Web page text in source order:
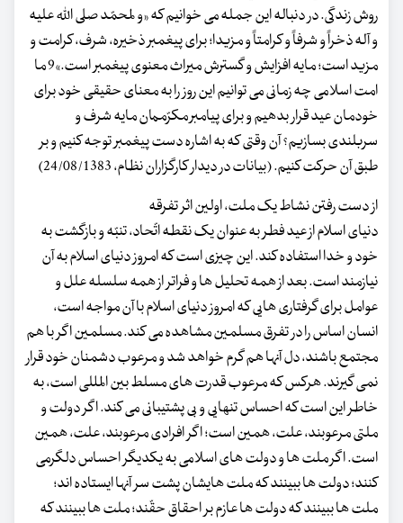
روش زندگی. در دنباله این جمله می خوانیم که «و لمحمّد صلی الله علیه
و آله ذخراً و شرفاً و کرامتاً و مزیدا؛ برای پیغمبر ذخیره، شرف، کرامت و
مزید است؛ مایه افزایش و گسترش میراث معنوی پیغمبر است.»9 ما
امت اسلامی چه زمانی می توانیم این روز را به معنای حقیقی خود برای
خودمان عید قرار بدهیم و برای پیامبر مکرّممان مایه شرف و
سربلندی بسازیم؟ آن وقتی که به اشاره دست پیغمبر توجه کنیم و بر
طبق آن حرکت کنیم. (بیانات در دیدار کارگزاران نظام، 24/08/1383)
از دست رفتن نشاط یک ملت، اولین اثر تفرقه
دنیای اسلام از عید فطر به عنوان یک نقطه اتّحاد، تنبّه و بازگشت به
خود و خدا استفاده کند. این چیزی است که امروز دنیای اسلام به آن
نیازمند است. بعد از همه تحلیل ها و فراتر از همه سلسله علل و
عوامل برای گرفتاری هایی که امروز دنیای اسلام با آن مواجه است،
انسان اساس را در تفرق مسلمین مشاهده می کند. مسلمین اگر با هم
مجتمع باشند، دل آنها هم گرم خواهد شد و مرعوب دشمنان خود قرار
نمی گیرند. هرکس که مرعوب قدرت های مسلط بین المللی است، به
خاطر این است که احساس تنهایی و بی پشتیبانی می کند. اگر دولت و
ملتی مرعوبند، علت، همین است؛ اگر افرادی مرعوبند، علت، همین
است. اگر ملت ها و دولت های اسلامی به یکدیگر احساس دلگرمی
کنند؛ دولت ها ببینند که ملت هایشان پشت سر آنها ایستاده اند؛
ملت ها ببینند که دولت ها عازم بر احقاق حقّند؛ ملت ها ببینند که